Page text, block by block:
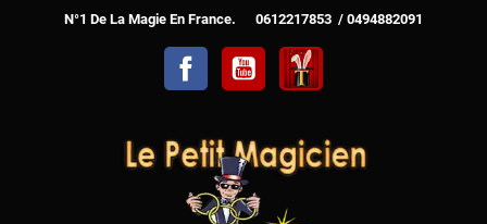
N°1 De La Magie En France. 0612217853 / 0494882091
Facebook YouTube